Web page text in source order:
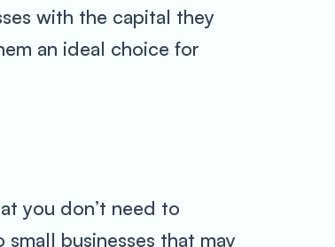
with the capital they
an ideal choice for
you don’t need to
businesses that may